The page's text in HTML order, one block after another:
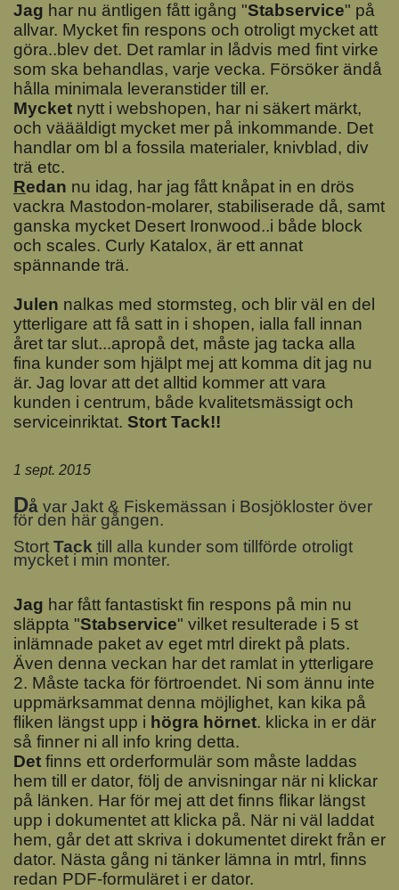
Jag har nu äntligen fått igång "Stabservice" på
allvar. Mycket fin respons och otroligt mycket att
göra..blev det. Det ramlar in lådvis med fint virke
som ska behandlas, varje vecka. Försöker ändå
hålla minimala leveranstider till er.
Mycket nytt i webshopen, har ni säkert märkt,
och väääldigt mycket mer på inkommande. Det
handlar om bl a fossila materialer, knivblad, div
trä etc.
Redan nu idag, har jag fått knåpat in en drös
vackra Mastodon-molarer, stabiliserade då, samt
ganska mycket Desert Ironwood..i både block
och scales. Curly Katalox, är ett annat
spännande trä.
Julen nalkas med stormsteg, och blir väl en del
ytterligare att få satt in i shopen, ialla fall innan
året tar slut...apropå det, måste jag tacka alla
fina kunder som hjälpt mej att komma dit jag nu
är. Jag lovar att det alltid kommer att vara
kunden i centrum, både kvalitetsmässigt och
serviceinriktat. Stort Tack!!
1 sept. 2015
Då var Jakt & Fiskemässan i Bosjökloster över
för den här gången.
Stort Tack till alla kunder som tillförde otroligt
mycket i min monter.
Jag har fått fantastiskt fin respons på min nu
släppta "Stabservice" vilket resulterade i 5 st
inlämnade paket av eget mtrl direkt på plats.
Även denna veckan har det ramlat in ytterligare
2. Måste tacka för förtroendet. Ni som ännu inte
uppmärksammat denna möjlighet, kan kika på
fliken längst upp i högra hörnet. klicka in er där
så finner ni all info kring detta.
Det finns ett orderformulär som måste laddas
hem till er dator, följ de anvisningar när ni klickar
på länken. Har för mej att det finns flikar längst
upp i dokumentet att klicka på. När ni väl laddat
hem, går det att skriva i dokumentet direkt från er
dator. Nästa gång ni tänker lämna in mtrl, finns
redan PDF-formuläret i er dator.